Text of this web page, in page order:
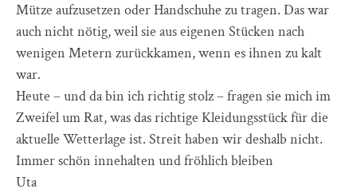
Mütze aufzusetzen oder Handschuhe zu tragen. Das war
auch nicht nötig, weil sie aus eigenen Stücken nach
wenigen Metern zurückkamen, wenn es ihnen zu kalt
war.
Heute – und da bin ich richtig stolz – fragen sie mich im
Zweifel um Rat, was das richtige Kleidungsstück für die
aktuelle Wetterlage ist. Streit haben wir deshalb nicht.
Immer schön innehalten und fröhlich bleiben
Uta